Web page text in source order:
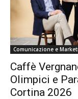
Comunicazione e
Caffè
Olimpici e
Cortina 2026